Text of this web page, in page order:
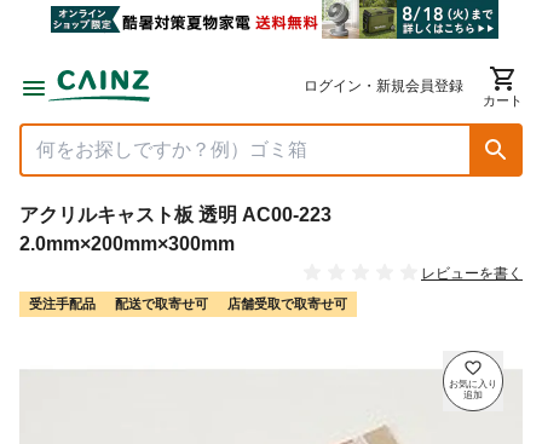
ログイン・新規会員登録
カート
アクリルキャスト板 透明 AC00-223
2.0mm×200mm×300mm
レビューを書く
受注手配品 配送で取寄せ可 店舗受取で取寄せ可